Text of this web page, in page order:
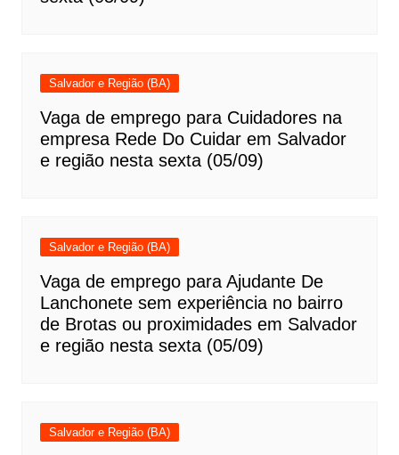
Salvador e Região (BA)
Vaga de emprego para Cuidadores na
empresa Rede Do Cuidar em Salvador
e região nesta sexta (05/09)
Salvador e Região (BA)
Vaga de emprego para Ajudante De
Lanchonete sem experiência no bairro
de Brotas ou proximidades em Salvador
e região nesta sexta (05/09)
Salvador e Região (BA)